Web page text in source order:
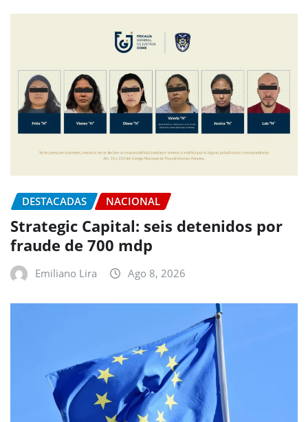
DESTACADAS NACIONAL
Strategic Capital: seis detenidos por
fraude de 700 mdp
Emiliano Lira Ago 8, 2026